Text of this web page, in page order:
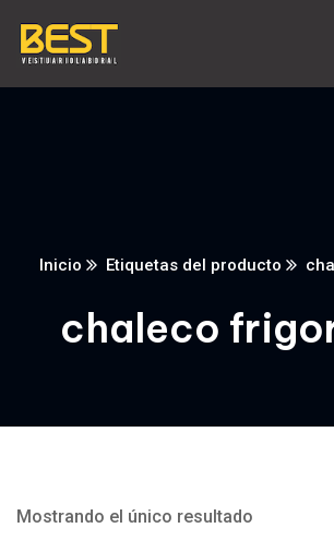
Inicio Etiquetas del producto
chaleco
Mostrando el único resultado